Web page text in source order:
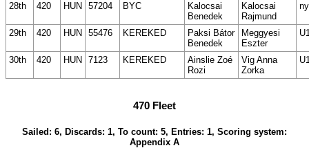
28th 420 HUN 57204 BYC
Kalocsai
Benedek
Kalocsai
Rajmund
29th 420 HUN 55476 KEREKED
Paksi Bátor
Benedek
Meggyesi
Eszter
30th 420 HUN 7123 KEREKED
Ainslie Zoé
Rozi
Vig Anna
Zorka
470 Fleet
Sailed: 6, Discards: 1, To count: 5, Entries: 1, Scoring system:
Appendix A